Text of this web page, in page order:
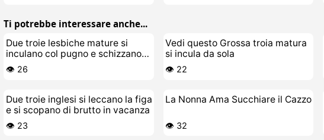
Ti potrebbe interessare anche...
Due troie lesbiche mature si
inculano col pugno e schizzano
piscio
👁️ 26
Vedi questo Grossa troia matura
si incula da sola
👁️ 22
Due troie inglesi si leccano la figa
e si scopano di brutto in vacanza
👁️ 23
La Nonna Ama Succhiare il Cazzo
👁️ 32